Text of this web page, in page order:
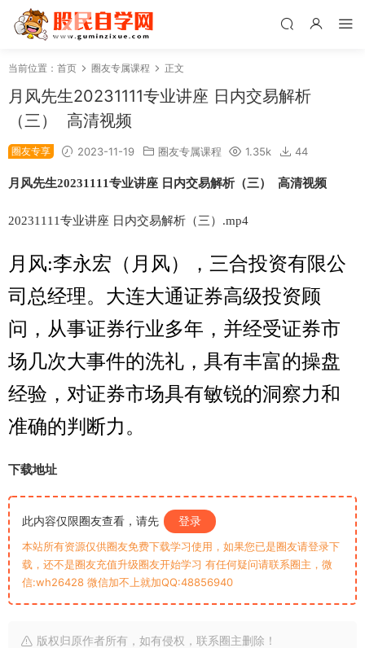
当前位置： 首页 圈友专属课程 正文
月风先生20231111专业讲座 日内交易解析
（三） 高清视频
圈友专享 2023-11-19 圈友专属课程 1.35k 44
月风先生20231111专业讲座 日内交易解析（三） 高清视频
20231111专业讲座 日内交易解析（三）.mp4
月风:李永宏（月风），三合投资有限公
司总经理。大连大通证券高级投资顾
问，从事证券行业多年，并经受证券市
场几次大事件的洗礼，具有丰富的操盘
经验，对证券市场具有敏锐的洞察力和
准确的判断力。
下载地址
此内容仅限圈友查看，请先 登录
本站所有资源仅供圈友免费下载学习使用，如果您已是圈友请登录下
载，还不是圈友充值升级圈友开始学习 有任何疑问请联系圈主，微
信:wh26428 微信加不上就加QQ:48856940
版权归原作者所有，如有侵权，联系圈主删除！